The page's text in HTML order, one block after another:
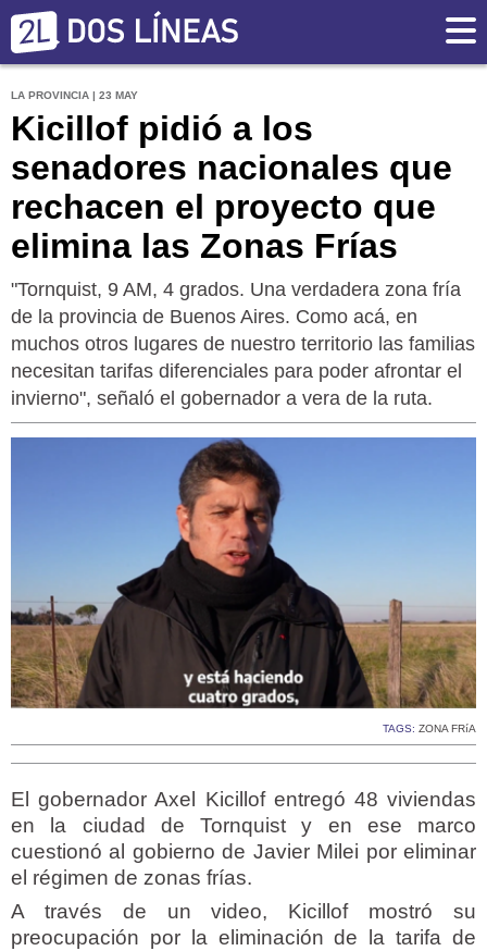
LA PROVINCIA | 23 MAY
Kicillof pidió a los
senadores nacionales que
rechacen el proyecto que
elimina las Zonas Frías
"Tornquist, 9 AM, 4 grados. Una verdadera zona fría
de la provincia de Buenos Aires. Como acá, en
muchos otros lugares de nuestro territorio las familias
necesitan tarifas diferenciales para poder afrontar el
invierno", señaló el gobernador a vera de la ruta.
TAGS: ZONA FRíA
El gobernador Axel Kicillof entregó 48 viviendas
en la ciudad de Tornquist y en ese marco
cuestionó al gobierno de Javier Milei por eliminar
el régimen de zonas frías.
A través de un video, Kicillof mostró su
preocupación por la eliminación de la tarifa de